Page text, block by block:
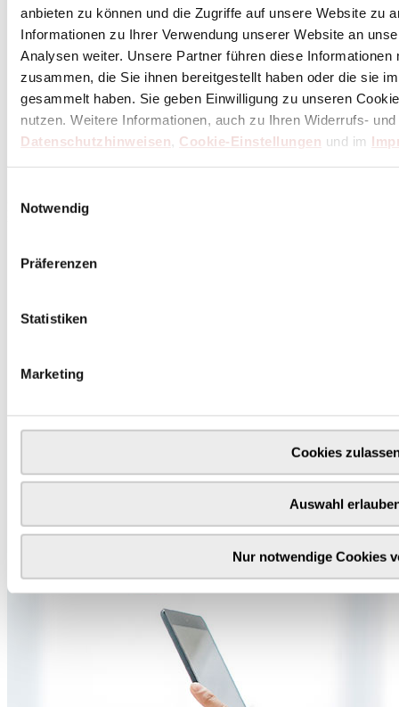
anbieten zu können und die Zugriffe auf unsere Website zu
Informationen zu Ihrer Verwendung unserer Website an
Analysen weiter. Unsere Partner führen diese
zusammen, die Sie ihnen bereitgestellt haben oder die sie
gesammelt haben. Sie geben Einwilligung zu unseren
nutzen. Weitere Informationen, auch zu Ihren Widerrufs-
Datenschutzhinweisen, Cookie-Einstellungen und im
Notwendig
Präferenzen
Statistiken
Marketing
Cookies
Auswahl
Nur notwendige Cookies
Abonnierehier
* Dein persönlicher Gutschein ist ab einem Bestellwert von 100,- Euro, nach Abzug der
Retouren und Stornierungen, gültig. Preisangaben inkl. gesetzl. MwSt. zzgl. Service- und